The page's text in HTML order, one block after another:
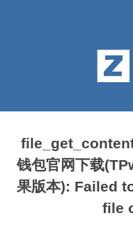
钱包官网下载
果版本): Failed
file